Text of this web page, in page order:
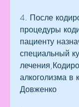
4. После
процедуры
пациенту
специальный
алкоголизма в
Довженко